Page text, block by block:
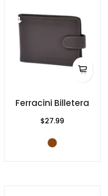
Ferracini Billetera
$27.99